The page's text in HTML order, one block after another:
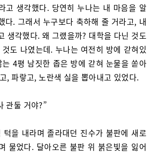
고 생각했다. 당연히 누나는 내 마음을 알
다. 그래서 누구보다 축하해 줄 거라고, 내
생각했다. 왜 그랬을까? 대학을 다닌 것도
도 나였는데. 누나는 여전히 방에 갇혀있
4평 남짓한 좁은 방에 갇혀 눈물을 쏟아
, 파랗고, 노란색 실을 뽑아내고 있었다.
관둘 거야?”
을 내라며 졸라대던 진수가 불판에 새로
물었다. 달아오른 불판 위 붉은빛을 잃어